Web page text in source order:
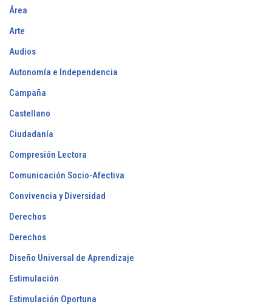
Área
Arte
Audios
Autonomía e Independencia
Campaña
Castellano
Ciudadanía
Compresión Lectora
Comunicación Socio-Afectiva
Convivencia y Diversidad
Derechos
Derechos
Diseño Universal de Aprendizaje
Estimulación
Estimulación Oportuna